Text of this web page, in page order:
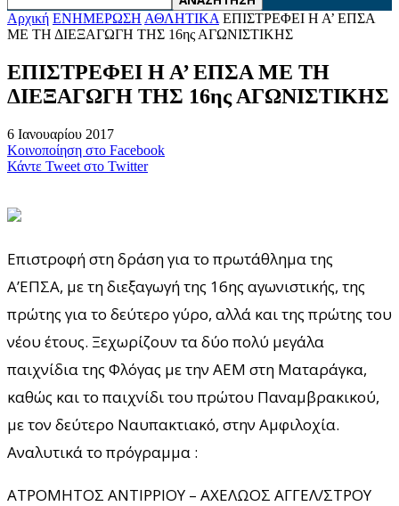
Αρχική ΕΝΗΜΕΡΩΣΗ ΑΘΛΗΤΙΚΑ ΕΠΙΣΤΡΕΦΕΙ Η Α’ ΕΠΣΑ
ΜΕ ΤΗ ΔΙΕΞΑΓΩΓΗ ΤΗΣ 16ης ΑΓΩΝΙΣΤΙΚΗΣ
ΕΠΙΣΤΡΕΦΕΙ Η Α’ ΕΠΣΑ ΜΕ ΤΗ
ΔΙΕΞΑΓΩΓΗ ΤΗΣ 16ης ΑΓΩΝΙΣΤΙΚΗΣ
6 Ιανουαρίου 2017
Κοινοποίηση στο Facebook
Κάντε Tweet στο Twitter
Επιστροφή στη δράση για το πρωτάθλημα της
Α’ΕΠΣΑ, με τη διεξαγωγή της 16ης αγωνιστικής, της
πρώτης για το δεύτερο γύρο, αλλά και της πρώτης του
νέου έτους. Ξεχωρίζουν τα δύο πολύ μεγάλα
παιχνίδια της Φλόγας με την ΑΕΜ στη Ματαράγκα,
καθώς και το παιχνίδι του πρώτου Παναμβρακικού,
με τον δεύτερο Ναυπακτιακό, στην Αμφιλοχία.
Αναλυτικά το πρόγραμμα :
ΑΤΡΟΜΗΤΟΣ ΑΝΤΙΡΡΙΟΥ – ΑΧΕΛΩΟΣ ΑΓΓΕΛ/ΣΤΡΟΥ